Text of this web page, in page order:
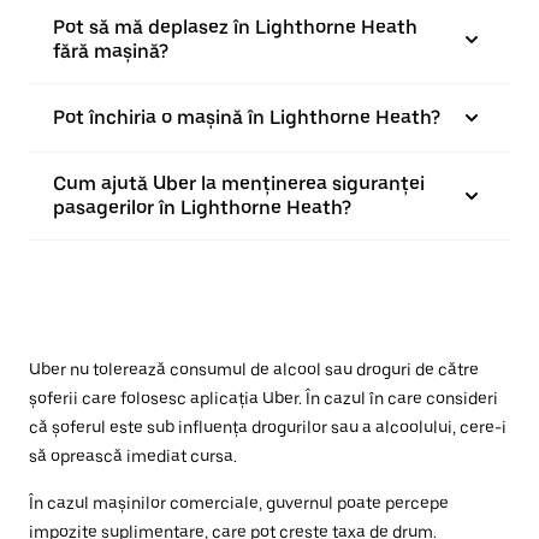
Pot să mă deplasez în Lighthorne Heath
fără mașină?
Pot închiria o mașină în Lighthorne Heath?
Cum ajută Uber la menținerea siguranței
pasagerilor în Lighthorne Heath?
Uber nu tolerează consumul de alcool sau droguri de către
șoferii care folosesc aplicația Uber. În cazul în care consideri
că șoferul este sub influența drogurilor sau a alcoolului, cere-i
să oprească imediat cursa.
În cazul mașinilor comerciale, guvernul poate percepe
impozite suplimentare, care pot crește taxa de drum.